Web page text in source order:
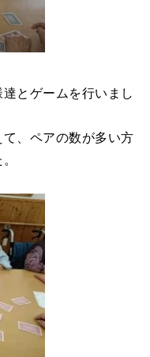
とゲームを行いまし
、ペアの数が多い方